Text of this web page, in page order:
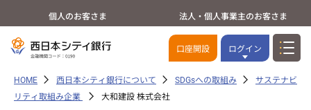
個人のお客さま 法人・個人事業主のお客さま
口座開設 ログイン
HOME 西日本シティ銀行について SDGsへの取組み
サステナビ
リティ取組み企業
大和建設 株式会社